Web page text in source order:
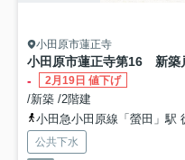
小田原市蓮正寺
小田原市蓮正寺第16 新
-
2月19日 値下げ
/新築 /2階建
小田急小田原線「螢田」駅
公共下水